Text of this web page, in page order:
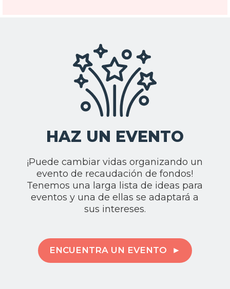
HAZ UN EVENTO
¡Puede cambiar vidas organizando un
evento de recaudación de fondos!
Tenemos una larga lista de ideas para
eventos y una de ellas se adaptará a
sus intereses.
ENCUENTRA UN EVENTO